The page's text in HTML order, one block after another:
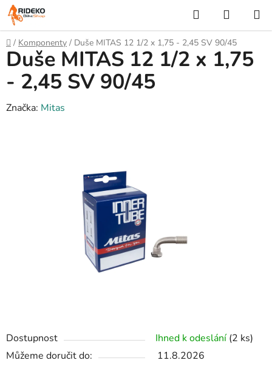
Přejít
na
obsah
Hledat
KOŠÍK
Domů
/ Komponenty / Duše MITAS 12 1/2 x 1,75 - 2,45 SV 90/45
Dostupnost Ihned k odeslání (2 ks)
Můžeme doručit do:
11.8.2026
Duše MITAS 12 1/2 x 1,75
- 2,45 SV 90/45
Značka: Mitas